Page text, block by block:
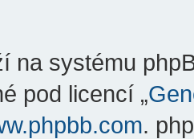
na systému
pod licencí „
.